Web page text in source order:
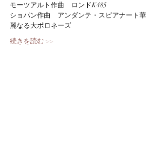
モーツアルト作曲　ロンドK485
ショパン作曲　アンダンテ・スピアナート華
麗なる大ポロネーズ
続きを読む >>